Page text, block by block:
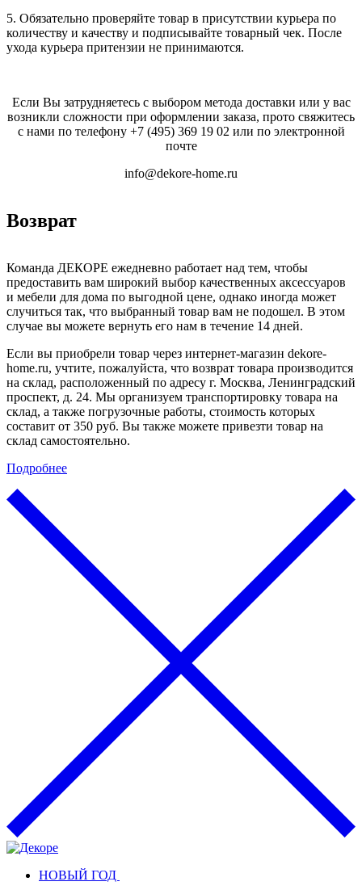
5. Обязательно проверяйте товар в присутствии курьера по
количеству и качеству и подписывайте товарный чек. После
ухода курьера притензии не принимаются.
Если Вы затрудняетесь с выбором метода доставки или у вас
возникли сложности при оформлении заказа, прото свяжитесь
с нами по телефону +7 (495) 369 19 02 или по электронной
почте
info@dekore-home.ru
Возврат
Команда ДЕКОРЕ ежедневно работает над тем, чтобы
предоставить вам широкий выбор качественных аксессуаров
и мебели для дома по выгодной цене, однако иногда может
случиться так, что выбранный товар вам не подошел. В этом
случае вы можете вернуть его нам в течение 14 дней.
Если вы приобрели товар через интернет-магазин dekore-
home.ru, учтите, пожалуйста, что возврат товара производится
на склад, расположенный по адресу г. Москва, Ленинградский
проспект, д. 24. Мы организуем транспортировку товара на
склад, а также погрузочные работы, стоимость которых
составит от 350 руб. Вы также можете привезти товар на
склад самостоятельно.
Подробнее
НОВЫЙ ГОД